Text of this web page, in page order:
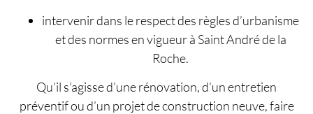
intervenir dans le respect des règles d’urbanisme
et des normes en vigueur à Saint André de la
Roche.
Qu’il s’agisse d’une rénovation, d’un entretien
préventif ou d’un projet de construction neuve, faire